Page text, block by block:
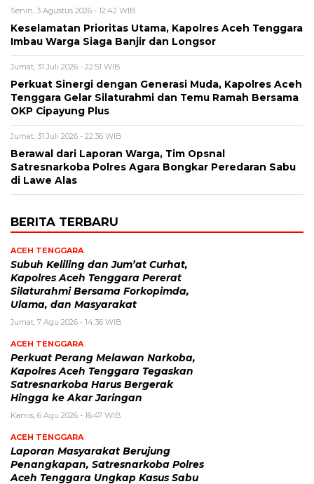
Senin, 3 Agustus 2026 - 12:42 WIB
Keselamatan Prioritas Utama, Kapolres Aceh Tenggara
Imbau Warga Siaga Banjir dan Longsor
Jumat, 31 Juli 2026 - 22:51 WIB
Perkuat Sinergi dengan Generasi Muda, Kapolres Aceh
Tenggara Gelar Silaturahmi dan Temu Ramah Bersama
OKP Cipayung Plus
Jumat, 31 Juli 2026 - 22:36 WIB
Berawal dari Laporan Warga, Tim Opsnal
Satresnarkoba Polres Agara Bongkar Peredaran Sabu
di Lawe Alas
BERITA TERBARU
ACEH TENGGARA
Subuh Keliling dan Jum’at Curhat,
Kapolres Aceh Tenggara Pererat
Silaturahmi Bersama Forkopimda,
Ulama, dan Masyarakat
Jumat, 7 Agu 2026 - 14:36 WIB
ACEH TENGGARA
Perkuat Perang Melawan Narkoba,
Kapolres Aceh Tenggara Tegaskan
Satresnarkoba Harus Bergerak
Hingga ke Akar Jaringan
Kamis, 6 Agu 2026 - 16:47 WIB
ACEH TENGGARA
Laporan Masyarakat Berujung
Penangkapan, Satresnarkoba Polres
Aceh Tenggara Ungkap Kasus Sabu